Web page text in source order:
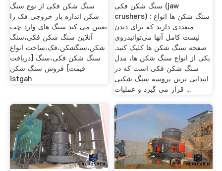
سنگ شکن فکی از نوع سنگ
شکن اندازه بار خروجی فک را
تعیین می کند سنگ های وارد چت
آنلاین سنگ شکن فکی،سنگ
شکن،سنگشکن،فک،ساخت انواع
سنگ شکن فکی،سنگ [دریافت
قیمت] فروش سنگ شکن
istgah
سنگ شکن فکی (jaw
crushers) : سنگ شکن ها انواع
متعددی دارند که برای دیدن
لیست کامل آنها می‌توانیدروی
صفحه سنگ شکن ها کلیک کنید.
یکی از انواع سنگ شکن ها، مدل
سنگ شکن فکی است که در
ابتدایی ترین پروسه سنگ شکنی
قرار می گیرد و عملیات ...